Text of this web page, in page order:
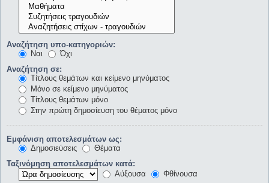
Αναζήτηση υπο-κατηγοριών:
Ναι
Όχι
Αναζήτηση σε:
Τίτλους θεμάτων και κείμενο μηνύματος
Μόνο σε κείμενο μηνύματος
Τίτλους θεμάτων μόνο
Στην πρώτη δημοσίευση του θέματος μόνο
Εμφάνιση αποτελεσμάτων ως:
Δημοσιεύσεις
Θέματα
Ταξινόμηση αποτελεσμάτων κατά:
Αύξουσα
Φθίνουσα